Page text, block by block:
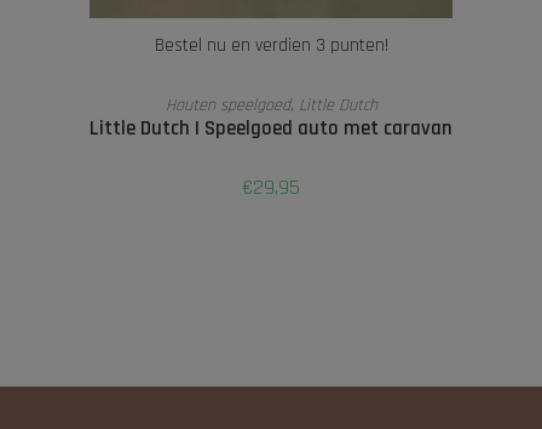
Bestel nu en verdien 3 punten!
TOEVOEGEN AAN WINKELWAGEN
Houten speelgoed, Little Dutch
Little Dutch I Speelgoed auto met caravan
€29,95